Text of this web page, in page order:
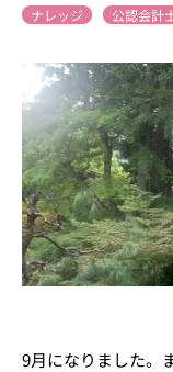
ナレッジ 公認会計
9月になりました。